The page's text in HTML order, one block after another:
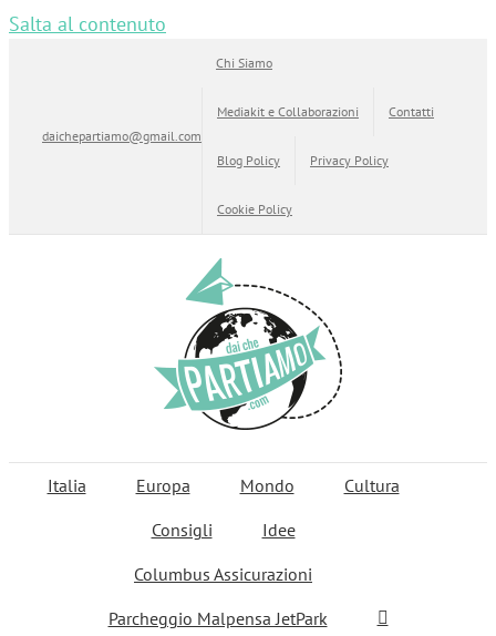
Salta al contenuto
daichepartiamo@gmail.com
Chi Siamo
Mediakit e Collaborazioni Contatti
Blog Policy Privacy Policy
Cookie Policy
Italia Europa Mondo
Cultura
Consigli
Idee
Columbus Assicurazioni
Parcheggio Malpensa JetPark